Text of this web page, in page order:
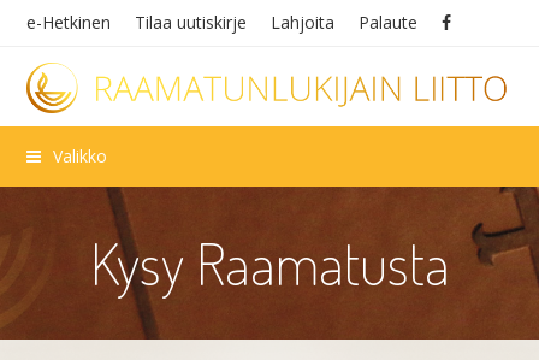
e-Hetkinen Tilaa uutiskirje Lahjoita Palaute
Valikko
Kysy Raamatusta